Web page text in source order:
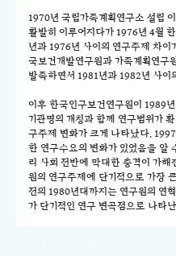
1970년 국립가족계획연구소 설립
활발히 이루어지다가 1976년 4월
년과 1976년 사이의 연구주제 차
국보건개발연구원과 가족계획연구
발족하면서 1981년과 1982년 사이
이후 한국인구보건연구원이 1989
기관명의 개칭과 함께 연구범위가
구주제 변화가 크게 나타났다.
한 연구수요의 변화가 있었음을 알
리 사회 전반에 막대한 충격이 가
원의 연구주제에 단기적으로 가장
전의 1980년대까지는 연구원의 연
가 단기적인 연구 변곡점으로 나타